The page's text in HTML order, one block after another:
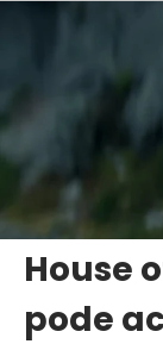
House
pode